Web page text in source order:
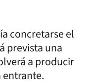
concretarse el
prevista una
a producir
entrante.